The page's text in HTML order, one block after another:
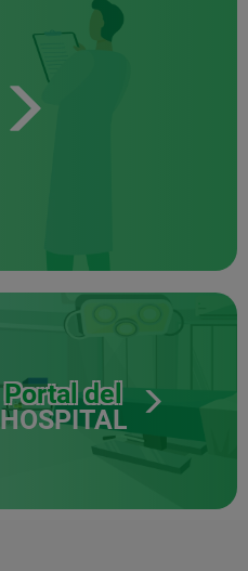
Portal del
HOSPITAL